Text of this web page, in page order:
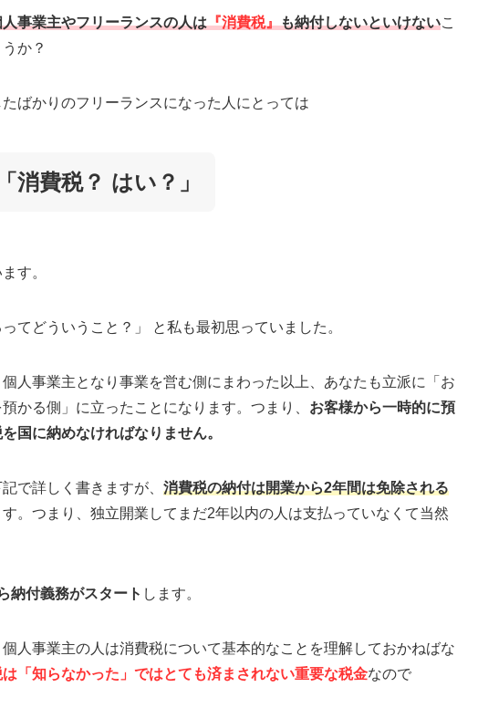
人事業主やフリーランスの人は『消費税』も納付しないといけないこ
か？
ばかりのフリーランスになった人にとっては
「消費税？ はい？」
す。
ってどういうこと？」 と私も最初思っていました。
人事業主となり事業を営む側にまわった以上、あなたも立派に「お
かる側」に立ったことになります。つまり、 お客様から一時的に預
国に納めなければなりません。
で詳しく書きますが、 消費税の納付は開業から2年間は免除される
。つまり、独立開業してまだ2年以内の人は支払っていなくて当然
納付義務がスタート します。
人事業主の人は消費税について基本的なことを理解しておかねばな
「知らなかった」ではとても済まされない重要な税金なので